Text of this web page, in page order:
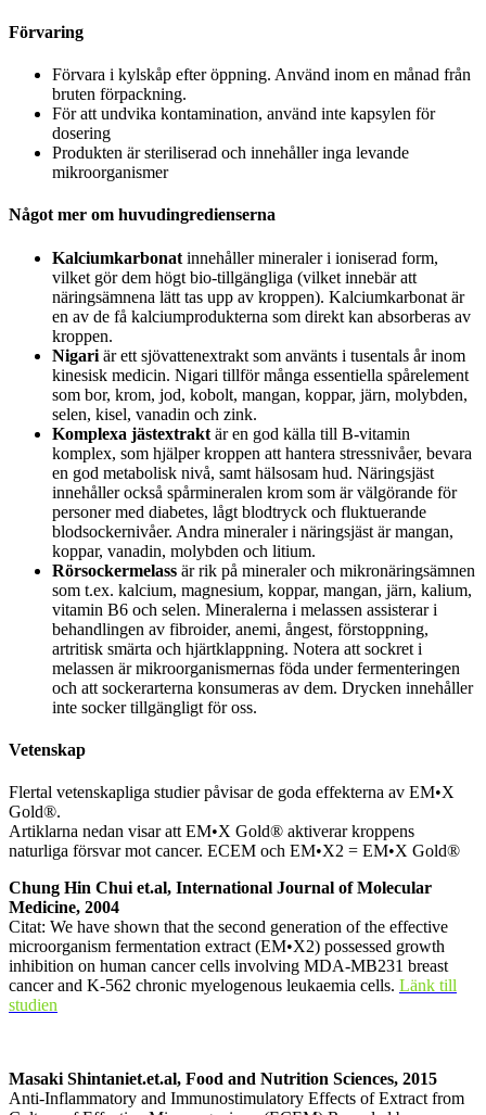
Förvaring
Förvara i kylskåp efter öppning. Använd inom en månad från
bruten förpackning.
För att undvika kontamination, använd inte kapsylen för
dosering
Produkten är steriliserad och innehåller inga levande
mikroorganismer
Något mer om huvudingredienserna
Kalciumkarbonat innehåller mineraler i ioniserad form,
vilket gör dem högt bio-tillgängliga (vilket innebär att
näringsämnena lätt tas upp av kroppen). Kalciumkarbonat är
en av de få kalciumprodukterna som direkt kan absorberas av
kroppen.
Nigari är ett sjövattenextrakt som använts i tusentals år inom
kinesisk medicin. Nigari tillför många essentiella spårelement
som bor, krom, jod, kobolt, mangan, koppar, järn, molybden,
selen, kisel, vanadin och zink.
Komplexa jästextrakt är en god källa till B-vitamin
komplex, som hjälper kroppen att hantera stressnivåer, bevara
en god metabolisk nivå, samt hälsosam hud. Näringsjäst
innehåller också spårmineralen krom som är välgörande för
personer med diabetes, lågt blodtryck och fluktuerande
blodsockernivåer. Andra mineraler i näringsjäst är mangan,
koppar, vanadin, molybden och litium.
Rörsockermelass är rik på mineraler och mikronäringsämnen
som t.ex. kalcium, magnesium, koppar, mangan, järn, kalium,
vitamin B6 och selen. Mineralerna i melassen assisterar i
behandlingen av fibroider, anemi, ångest, förstoppning,
artritisk smärta och hjärtklappning. Notera att sockret i
melassen är mikroorganismernas föda under fermenteringen
och att sockerarterna konsumeras av dem. Drycken innehåller
inte socker tillgängligt för oss.
Vetenskap
Flertal vetenskapliga studier påvisar de goda effekterna av EM•X
Gold®.
Artiklarna nedan visar att EM•X Gold® aktiverar kroppens
naturliga försvar mot cancer. ECEM och EM•X2 = EM•X Gold®
Chung Hin Chui et.al, International Journal of Molecular
Medicine, 2004
Citat: We have shown that the second generation of the effective
microorganism fermentation extract (EM•X2) possessed growth
inhibition on human cancer cells involving MDA-MB231 breast
cancer and K-562 chronic myelogenous leukaemia cells. Länk till
studien
Masaki Shintaniet.et.al, Food and Nutrition Sciences, 2015
Anti-Inflammatory and Immunostimulatory Effects of Extract from